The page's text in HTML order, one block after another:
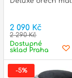
2 090 Kč
2 290 Kč
Dostupné
sklad Praha
-5%